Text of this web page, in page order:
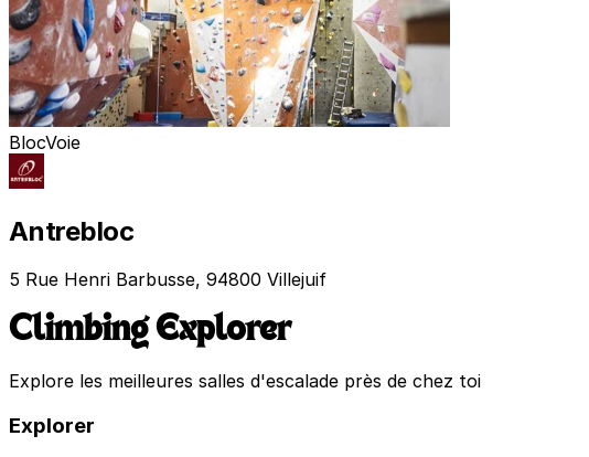
BlocVoie
Antrebloc
5 Rue Henri Barbusse, 94800 Villejuif
Climbing Explorer
Explore les meilleures salles d'escalade près de chez toi
Explorer